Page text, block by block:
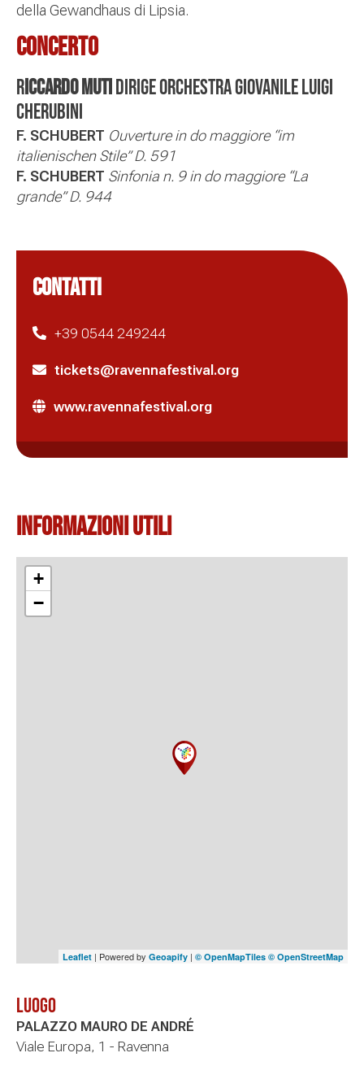
della Gewandhaus di Lipsia.
Concerto
RICCARDO MUTIdirige Orchestra Giovanile Luigi
Cherubini
F. SCHUBERT Ouverture in do maggiore “im
italienischen Stile” D. 591
F. SCHUBERT Sinfonia n. 9 in do maggiore “La
grande” D. 944
CONTATTI
+39 0544 249244
tickets@ravennafestival.org
www.ravennafestival.org
Informazioni Utili
+
−
Leaflet | Powered by Geoapify | © OpenMapTiles © OpenStreetMap
Luogo
PALAZZO MAURO DE ANDRÉ
Viale Europa, 1 - Ravenna